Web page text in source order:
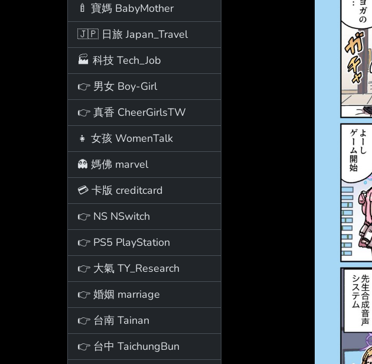
🍼 寶媽 BabyMother
🇯🇵 日旅 Japan_Travel
🏭 科技 Tech_Job
👉 男女 Boy-Girl
👉 真香 CheerGirlsTW
👧 女孩 WomenTalk
👻 媽佛 marvel
💳 卡版 creditcard
👉 NS NSwitch
👉 PS5 PlayStation
👉 大氣 TY_Research
👉 婚姻 marriage
👉 台南 Tainan
👉 台中 TaichungBun